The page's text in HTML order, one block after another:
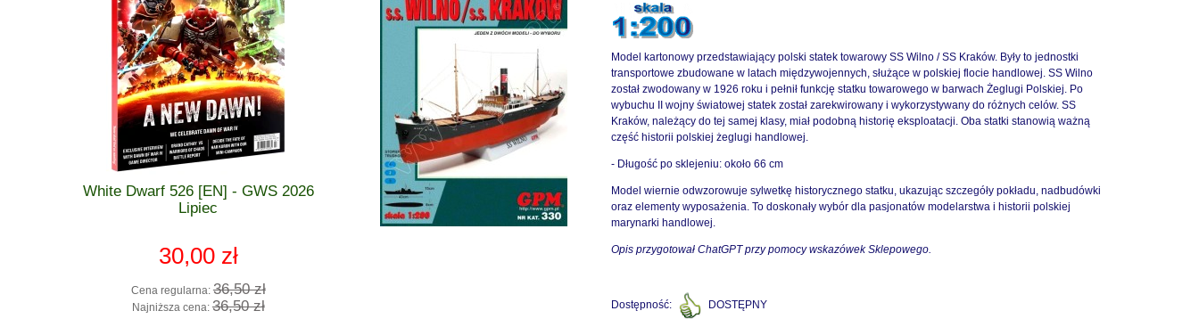
White Dwarf 526 [EN] - GWS 2026
Lipiec
30,00 zł
Cena regularna: 36,50 zł
Najniższa cena: 36,50 zł
Warhammer Age of Sigmar - Grand
Alliance Chaos - Slaves to Darkness
- CHAOS WARRIORS 83-06
Pędzel - BRUSH BASE SMALL -
Citadel 63-12
27,10 zł
Cena regularna:
Najniższa cena:32,00 zł
Podkład - GREY SEER Spray 400ml
- Citadel 62-34
70,00 zł
Model kartonowy przedstawiający polski statek towarowy SS Wilno / SS Kraków. Były to jednostki
transportowe zbudowane w latach międzywojennych, służące w polskiej flocie handlowej. SS Wilno
został zwodowany w 1926 roku i pełnił funkcję statku towarowego w barwach Żeglugi Polskiej. Po
wybuchu II wojny światowej statek został zarekwirowany i wykorzystywany do różnych celów. SS
Kraków, należący do tej samej klasy, miał podobną historię eksploatacji. Oba statki stanowią ważną
część historii polskiej żeglugi handlowej.
- Długość po sklejeniu: około 66 cm
Model wiernie odwzorowuje sylwetkę historycznego statku, ukazując szczegóły pokładu, nadbudówki
oraz elementy wyposażenia. To doskonały wybór dla pasjonatów modelarstwa i historii polskiej
marynarki handlowej.
Opis przygotował ChatGPT przy pomocy wskazówek Sklepowego.
Dostępność:
DOSTĘPNY